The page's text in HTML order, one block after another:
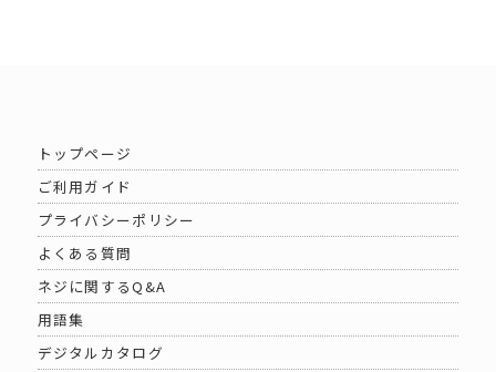
トップページ
ご利用ガイド
プライバシーポリシー
よくある質問
ネジに関するQ&A
用語集
デジタルカタログ